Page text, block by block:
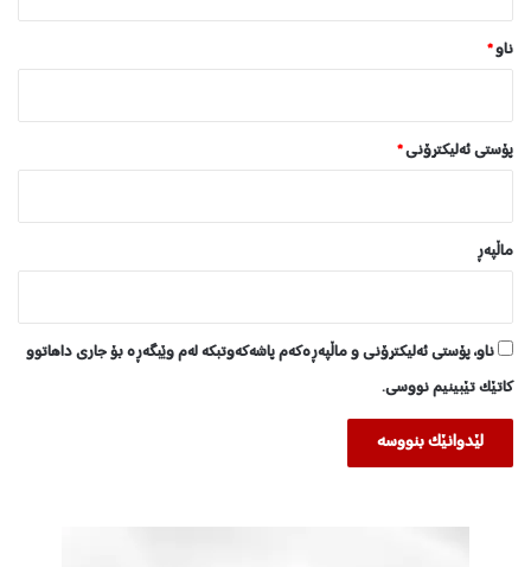
ناو*
پۆستی ئەلیکترۆنی*
ماڵپه‌ڕ
ناو، پۆستی ئەلیکترۆنی و ماڵپەڕەکەم پاشەکەوتبکە لەم وێبگەڕە بۆ جاری داهاتوو
کاتێک تێبینیم نووسی.